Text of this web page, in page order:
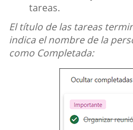
tareas.
El título de las tareas
indica el nombre de la
como Completada: